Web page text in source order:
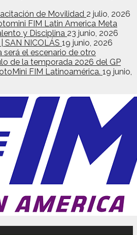
de Movilidad 2 julio, 2026
FIM Latin America Meta
y Disciplina 23 junio, 2026
SAN NICOLÁS 19 junio, 2026
será el escenario de otro
de la temporada 2026 del GP
FIM Latinoamérica. 19 junio,